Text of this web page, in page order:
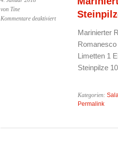
von Tine
Kommentare deaktiviertfür
RomanescoMarinierter
Limetten 1
Steinpilze
Kategorien:
Permalink